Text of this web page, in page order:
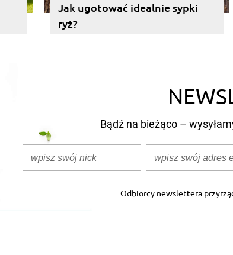
Jak ugotować idealnie sypki
ryż?
Bądź na bieżąco –
Odbiorcy newslettera